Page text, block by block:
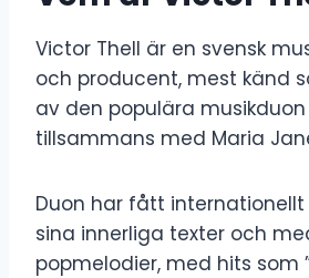
Victor Thell är en svensk
och producent, mest känd
av den populära musikduon
tillsammans med Maria
Duon har fått
sina innerliga texter och
popmelodier, med hits som